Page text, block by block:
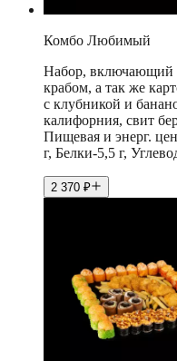
Комбо Любимый
Набор, включающий
крабом, а так же
с клубникой и
калифорния, свит
Пищевая и энерг.
г, Белки-5,5 г,
2 370 ₽